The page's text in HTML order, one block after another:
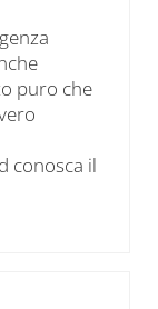
puro che
conosca il